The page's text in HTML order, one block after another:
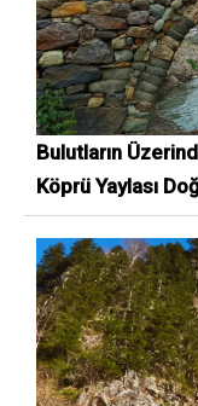
Bulutların
Köprü Yaylası